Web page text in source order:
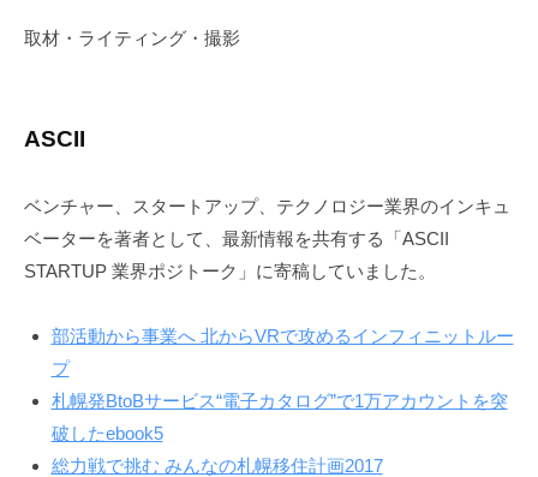
取材・ライティング・撮影
ASCII
ベンチャー、スタートアップ、テクノロジー業界のインキュ
ベーターを著者として、最新情報を共有する「ASCII
STARTUP 業界ポジトーク」に寄稿していました。
部活動から事業へ 北からVRで攻めるインフィニットルー
プ
札幌発BtoBサービス“電子カタログ”で1万アカウントを突
破したebook5
総力戦で挑む みんなの札幌移住計画2017